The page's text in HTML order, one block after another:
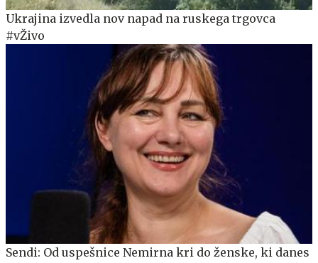
Ukrajina izvedla nov napad na ruskega trgovca
#vŽivo
Sendi: Od uspešnice Nemirna kri do ženske, ki danes